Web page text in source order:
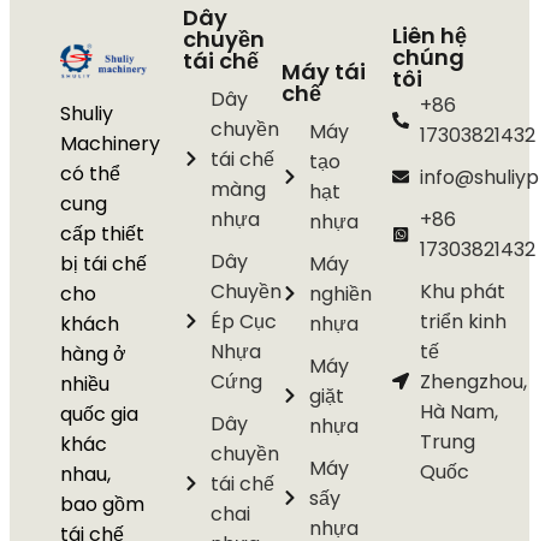
Shuliy
Machinery
có thể
cung
cấp thiết
bị tái chế
cho
khách
hàng ở
nhiều
quốc gia
khác
nhau,
bao gồm
tái chế
Dây
chuyền
tái chế
Dây
chuyền
tái chế
màng
nhựa
Dây
Chuyền
Ép Cục
Nhựa
Cứng
Dây
chuyền
tái chế
chai
Máy tái
chế
Máy
tạo
hạt
nhựa
Máy
nghiền
nhựa
Máy
giặt
nhựa
Máy
sấy
nhựa
Liên hệ
chúng
tôi
+86
17303821432
+86
17303821432
Khu phát
triển kinh
tế
Zhengzhou,
Hà Nam,
Trung
Quốc